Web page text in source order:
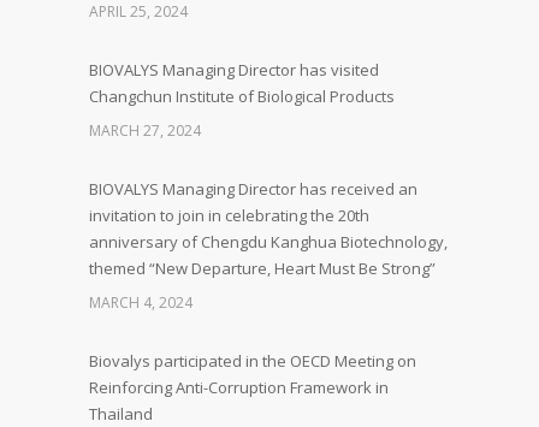
APRIL 25, 2024
BIOVALYS Managing Director has visited
Changchun Institute of Biological Products
MARCH 27, 2024
BIOVALYS Managing Director has received an
invitation to join in celebrating the 20th
anniversary of Chengdu Kanghua Biotechnology,
themed “New Departure, Heart Must Be Strong”
MARCH 4, 2024
Biovalys participated in the OECD Meeting on
Reinforcing Anti-Corruption Framework in
Thailand